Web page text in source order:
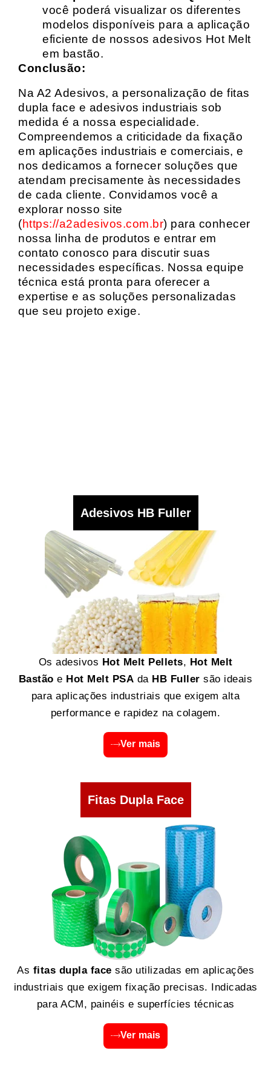
você poderá visualizar os diferentes
modelos disponíveis para a aplicação
eficiente de nossos adesivos Hot Melt
em bastão.
Conclusão:
Na A2 Adesivos, a personalização de fitas
dupla face e adesivos industriais sob
medida é a nossa especialidade.
Compreendemos a criticidade da fixação
em aplicações industriais e comerciais, e
nos dedicamos a fornecer soluções que
atendam precisamente às necessidades
de cada cliente. Convidamos você a
explorar nosso site
(https://a2adesivos.com.br) para conhecer
nossa linha de produtos e entrar em
contato conosco para discutir suas
necessidades específicas. Nossa equipe
técnica está pronta para oferecer a
expertise e as soluções personalizadas
que seu projeto exige.
Adesivos HB Fuller
Os adesivos Hot Melt Pellets, Hot Melt
Bastão e Hot Melt PSA da HB Fuller são ideais
para aplicações industriais que exigem alta
performance e rapidez na colagem.
Ver mais
Fitas Dupla Face
As fitas dupla face são utilizadas em aplicações
industriais que exigem fixação precisas. Indicadas
para ACM, painéis e superfícies técnicas
Ver mais